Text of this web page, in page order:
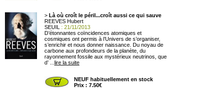
> Là où croît le péril...croît aussi ce qui sauve
REEVES Hubert
SEUIL
: 21/11/2013
D’étonnantes coïncidences atomiques et
cosmiques ont permis à l’Univers de s’organiser,
s’enrichir et nous donner naissance. Du noyau de
carbone aux profondeurs de la planète, du
rayonnement fossile aux mystérieux neutrinos, que
d’ ... lire la suite
NEUF habituellement en stock
Prix : 7.50€